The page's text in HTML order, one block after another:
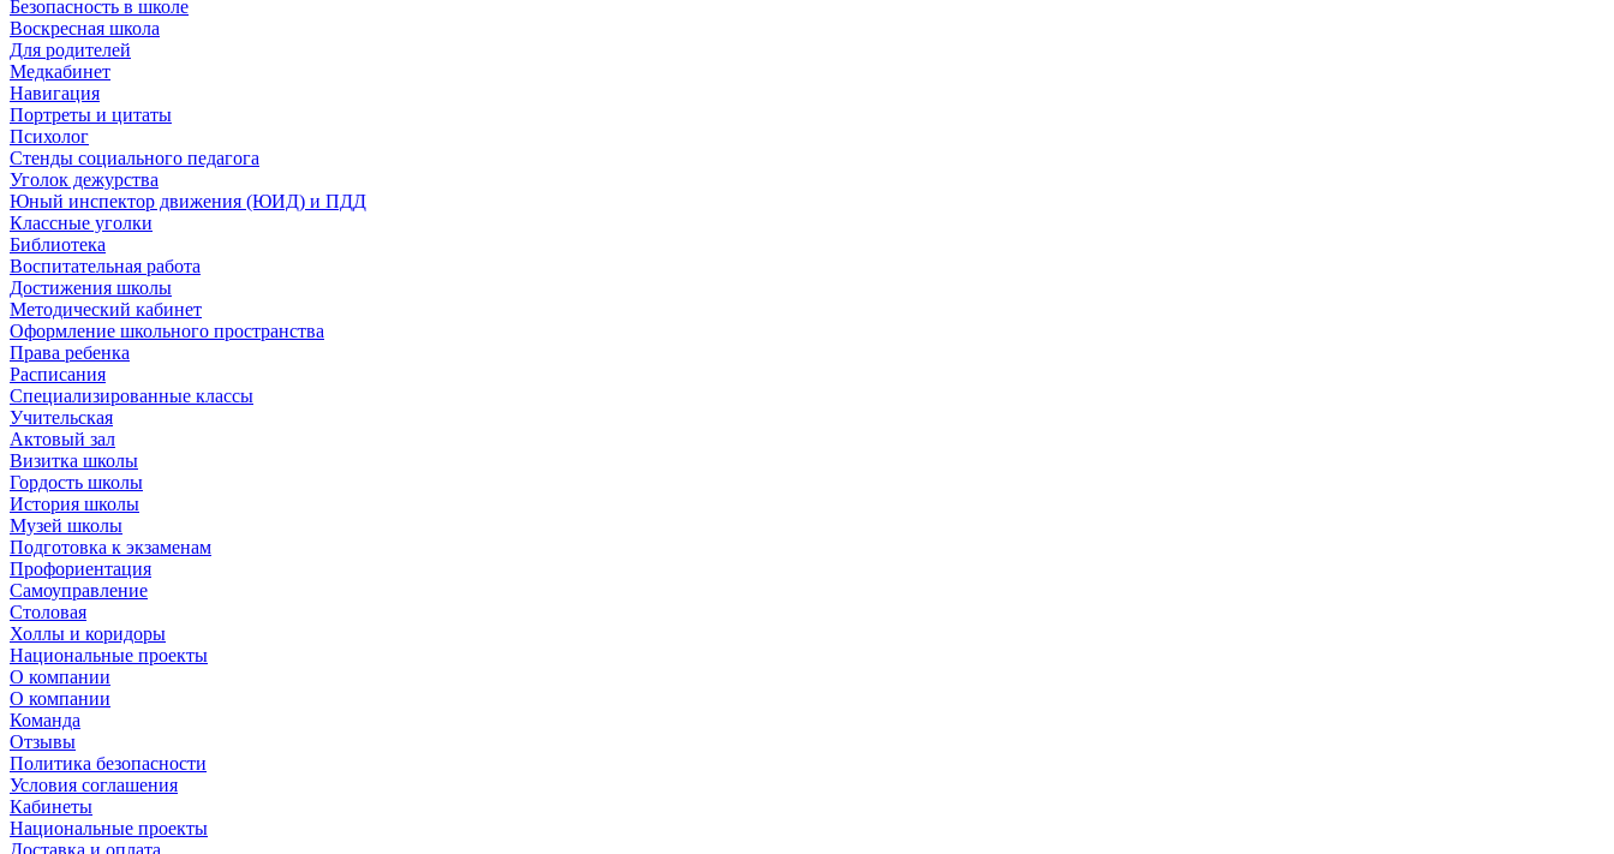
Безопасность в школе
Воскресная школа
Для родителей
Медкабинет
Навигация
Портреты и цитаты
Психолог
Стенды социального педагога
Уголок дежурства
Юный инспектор движения (ЮИД) и ПДД
Классные уголки
Библиотека
Воспитательная работа
Достижения школы
Методический кабинет
Оформление школьного пространства
Права ребенка
Расписания
Специализированные классы
Учительская
Актовый зал
Визитка школы
Гордость школы
История школы
Музей школы
Подготовка к экзаменам
Профориентация
Самоуправление
Столовая
Холлы и коридоры
Национальные проекты
О компании
О компании
Команда
Отзывы
Политика безопасности
Условия соглашения
Кабинеты
Национальные проекты
Доставка и оплата